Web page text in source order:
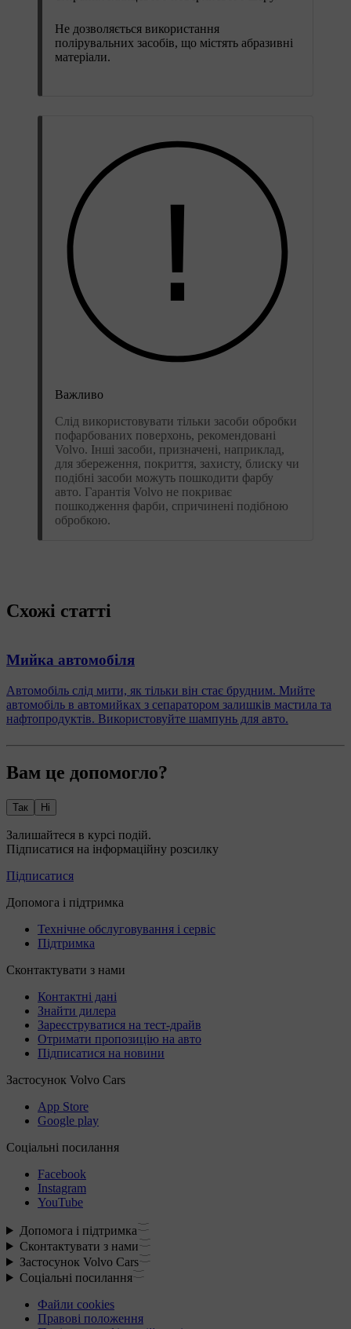
Не дозволяється використання
полірувальних засобів, що містять абразивні
матеріали.
Важливо
Слід використовувати тільки засоби обробки
пофарбованих поверхонь, рекомендовані
Volvo. Інші засоби, призначені, наприклад,
для збереження, покриття, захисту, блиску чи
подібні засоби можуть пошкодити фарбу
авто. Гарантія Volvo не покриває
пошкодження фарби, спричинені подібною
обробкою.
Схожі статті
Мийка автомобіля
Автомобіль слід мити, як тільки він стає брудним. Мийте
автомобіль в автомийках з сепаратором залишків мастила та
нафтопродуктів. Використовуйте шампунь для авто.
Вам це допомогло?
Так Ні